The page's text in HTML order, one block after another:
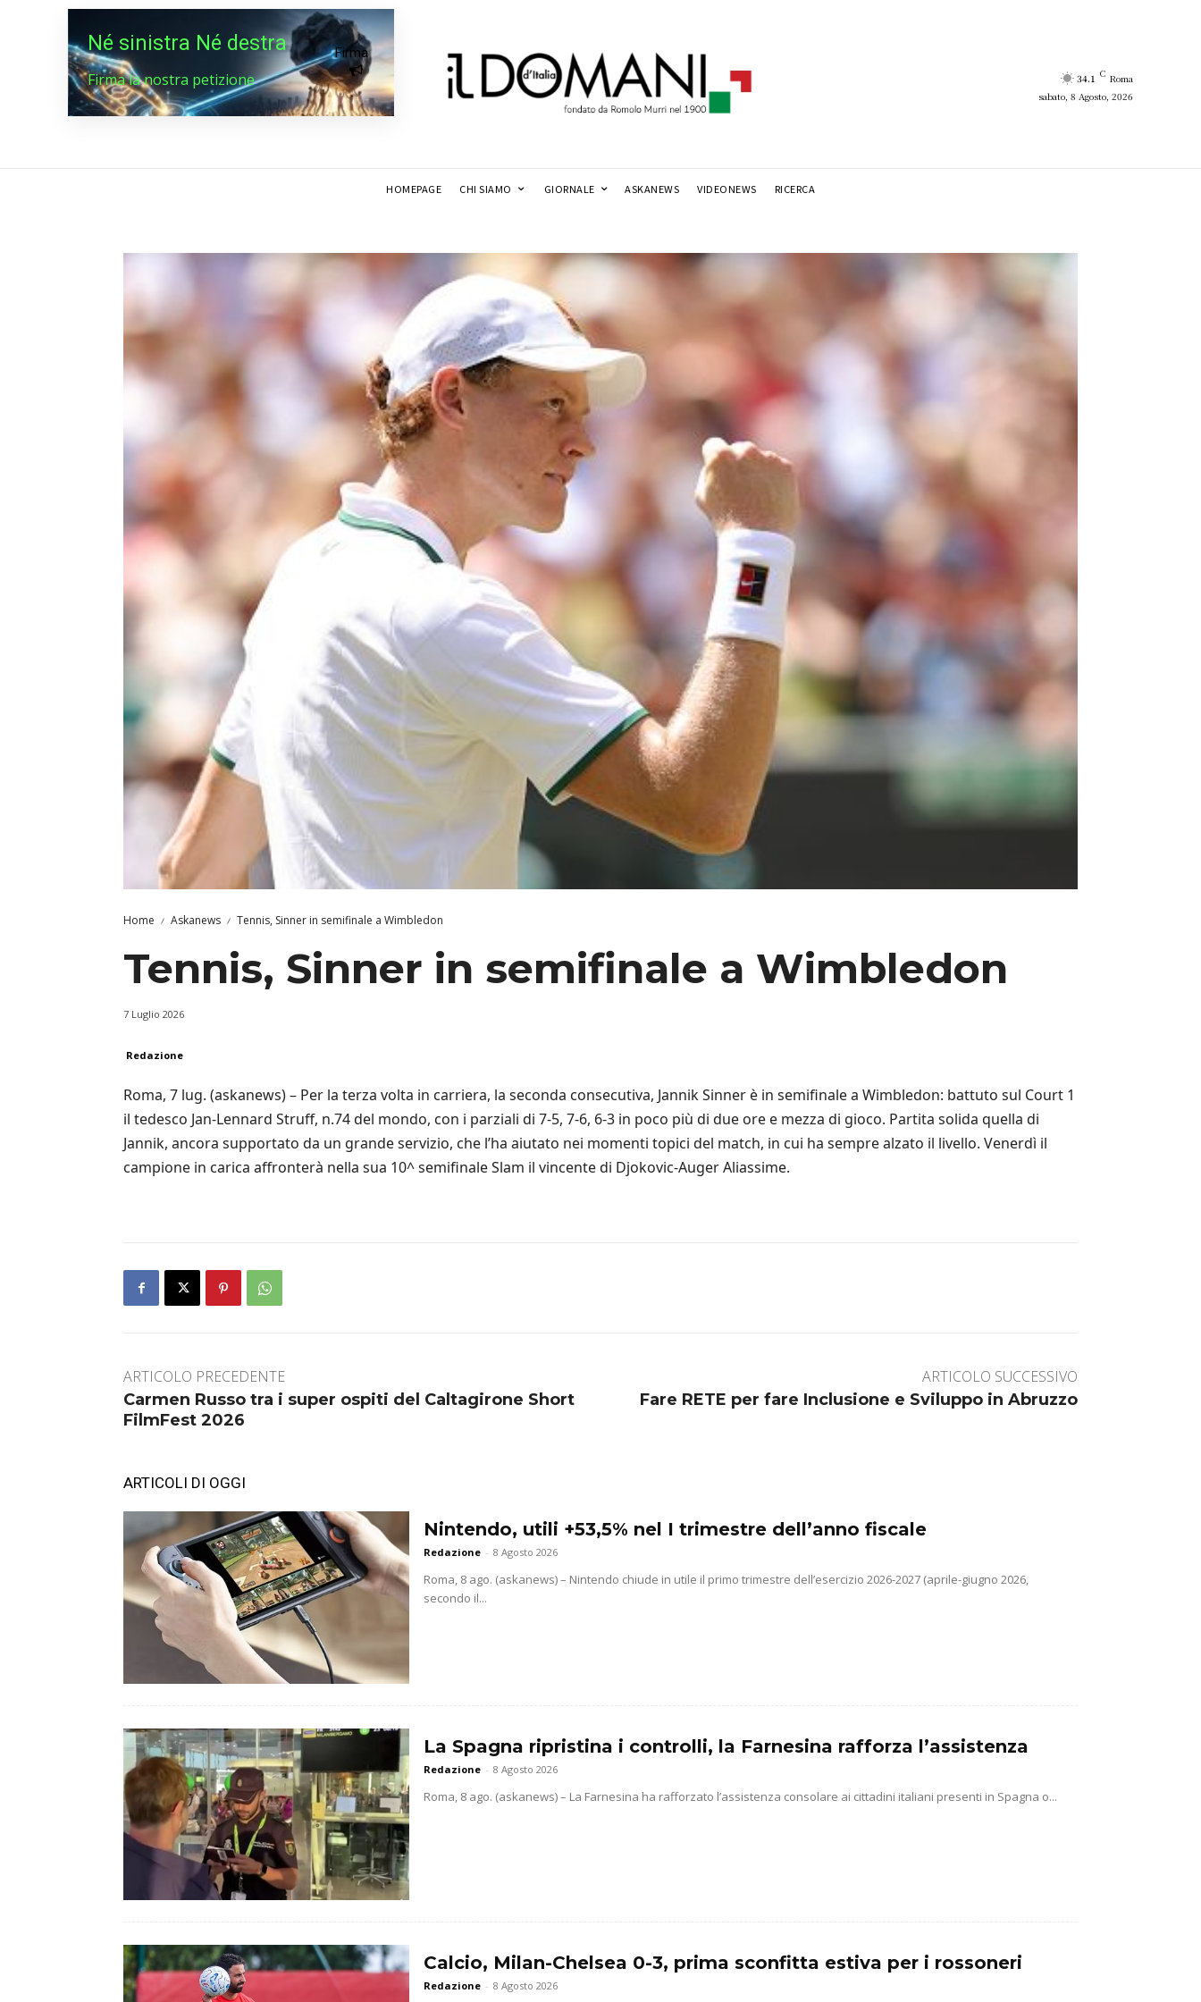
Né sinistra Né destra
Firma la nostra petizione
Firma
34.1 C Roma
sabato, 8 Agosto, 2026
HOMEPAGE CHI SIAMO GIORNALE ASKANEWS VIDEONEWS RICERCA
Home Askanews Tennis, Sinner in semifinale a Wimbledon
Tennis, Sinner in semifinale a Wimbledon
7 Luglio 2026
Redazione
Roma, 7 lug. (askanews) – Per la terza volta in carriera, la seconda consecutiva, Jannik Sinner è in semifinale a Wimbledon: battuto sul Court 1
il tedesco Jan-Lennard Struff, n.74 del mondo, con i parziali di 7-5, 7-6, 6-3 in poco più di due ore e mezza di gioco. Partita solida quella di
Jannik, ancora supportato da un grande servizio, che l’ha aiutato nei momenti topici del match, in cui ha sempre alzato il livello. Venerdì il
campione in carica affronterà nella sua 10^ semifinale Slam il vincente di Djokovic-Auger Aliassime.
ARTICOLO PRECEDENTE
Carmen Russo tra i super ospiti del Caltagirone Short
FilmFest 2026
ARTICOLO SUCCESSIVO
Fare RETE per fare Inclusione e Sviluppo in Abruzzo
ARTICOLI DI OGGI
Nintendo, utili +53,5% nel I trimestre dell’anno fiscale
Redazione - 8 Agosto 2026
Roma, 8 ago. (askanews) – Nintendo chiude in utile il primo trimestre dell’esercizio 2026-2027 (aprile-giugno 2026,
secondo il...
La Spagna ripristina i controlli, la Farnesina rafforza l’assistenza
Redazione - 8 Agosto 2026
Roma, 8 ago. (askanews) – La Farnesina ha rafforzato l’assistenza consolare ai cittadini italiani presenti in Spagna o...
Calcio, Milan-Chelsea 0-3, prima sconfitta estiva per i rossoneri
Redazione - 8 Agosto 2026